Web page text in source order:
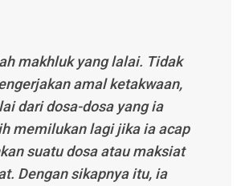
makhluk yang lalai. Tidak
amal ketakwaan,
dari dosa-dosa yang ia
memilukan lagi jikaiaacap
suatudosa atau maksiat
Dengan sikapnya itu, ia